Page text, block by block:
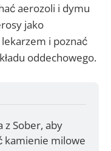
aerozoli i dymu
jako
i poznać
oddechowego.
z Sober, aby
kamienie milowe